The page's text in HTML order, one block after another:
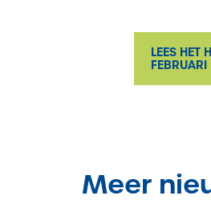
LEES HET
FEBRUARI
Meer